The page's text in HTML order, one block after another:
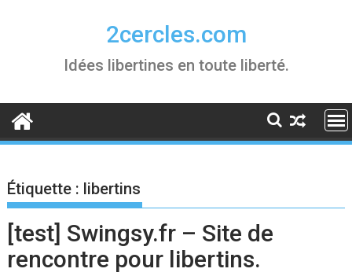
2cercles.com
Idées libertines en toute liberté.
Étiquette : libertins
[test] Swingsy.fr – Site de
rencontre pour libertins.